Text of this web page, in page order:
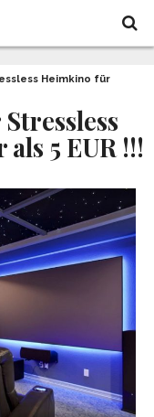
Heimkino für
5 EUR !!!